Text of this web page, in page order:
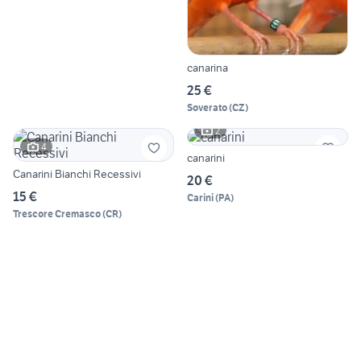
canarina
25 €
Soverato(CZ)
4
Canarini Bianchi Recessivi
15 €
Trescore Cremasco(CR)
2
canarini
20 €
Carini(PA)